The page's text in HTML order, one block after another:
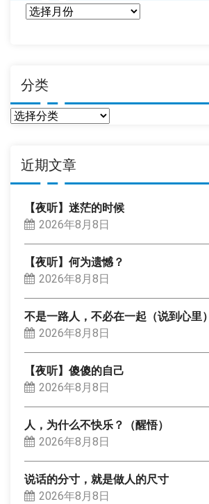
分类
分
近期文章
【夜听】迷茫的时候
2026年8月8日
【夜听】何为遗憾？
2026年8月8日
不是一路人，不必在一起（说到心里）
2026年8月8日
【夜听】傻傻的自己
2026年8月8日
人，为什么不快乐？（醒悟）
2026年8月8日
说话的分寸，就是做人的尺寸
2026年8月8日